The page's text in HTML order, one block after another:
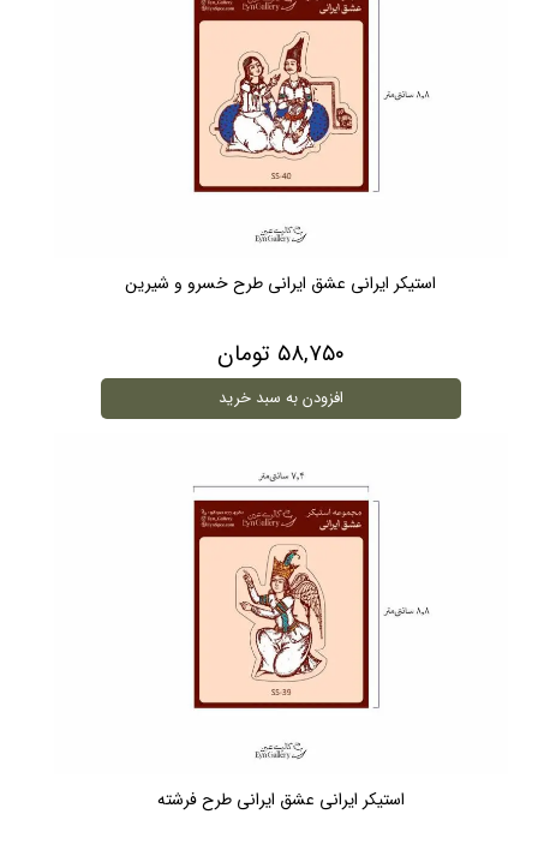
استیکر ایرانی عشق ایرانی طرح خسرو و شیرین
۵۸,۷۵۰ تومان
افزودن به سبد خرید
استیکر ایرانی عشق ایرانی طرح فرشته